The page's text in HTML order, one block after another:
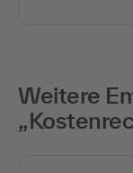
Weitere